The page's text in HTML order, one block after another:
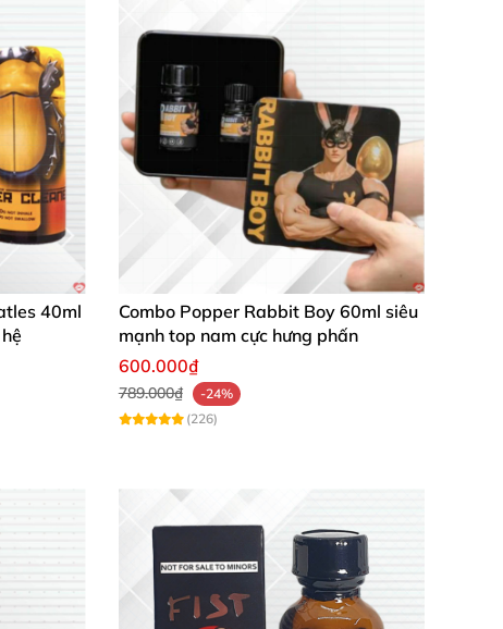
40ml
Combo Popper Rabbit Boy 60ml siêu
mạnh top nam cực hưng phấn
600.000₫
789.000₫
-24%
(226)